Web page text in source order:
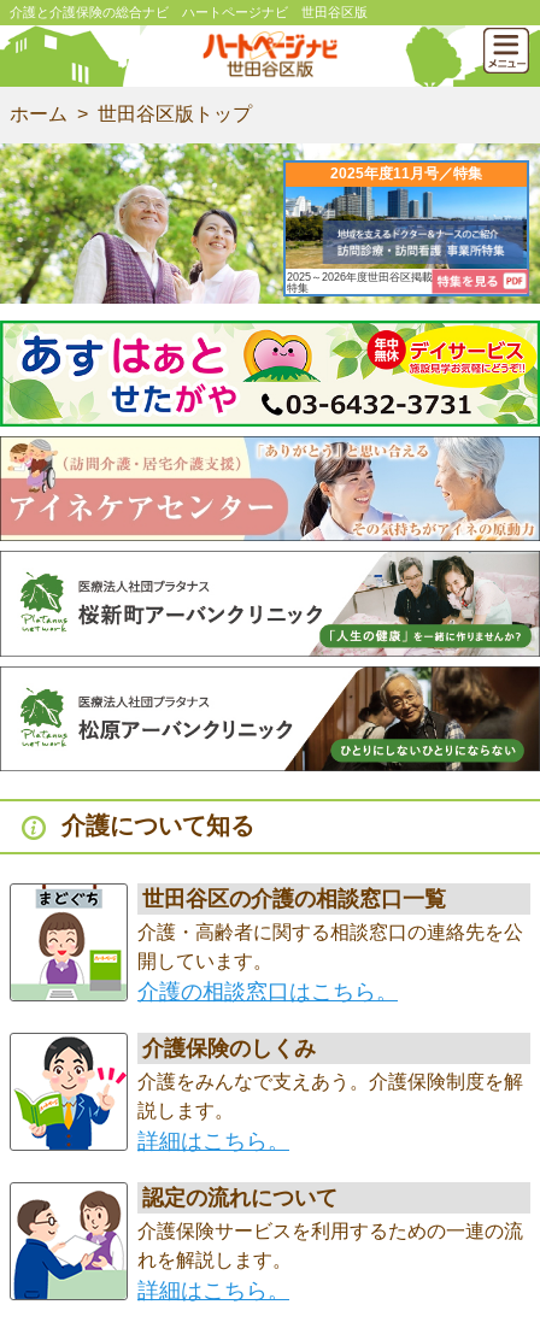
介護と介護保険の総合ナビ ハートページナビ 世田谷区版
ホーム 世田谷区版トップ
2025年度11月号／特集
2025～2026年度世田谷区掲載中
特集
介護について知る
世田谷区の介護の相談窓口一覧
介護・高齢者に関する相談窓口の連絡先を公
開しています。
介護の相談窓口はこちら。
介護保険のしくみ
介護をみんなで支えあう。介護保険制度を解
説します。
詳細はこちら。
認定の流れについて
介護保険サービスを利用するための一連の流
れを解説します。
詳細はこちら。